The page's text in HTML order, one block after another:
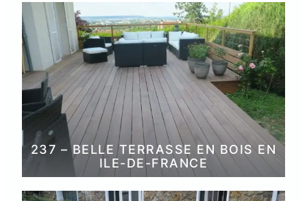
237 – BELLE TERRASSE EN BOIS EN
ILE-DE-FRANCE